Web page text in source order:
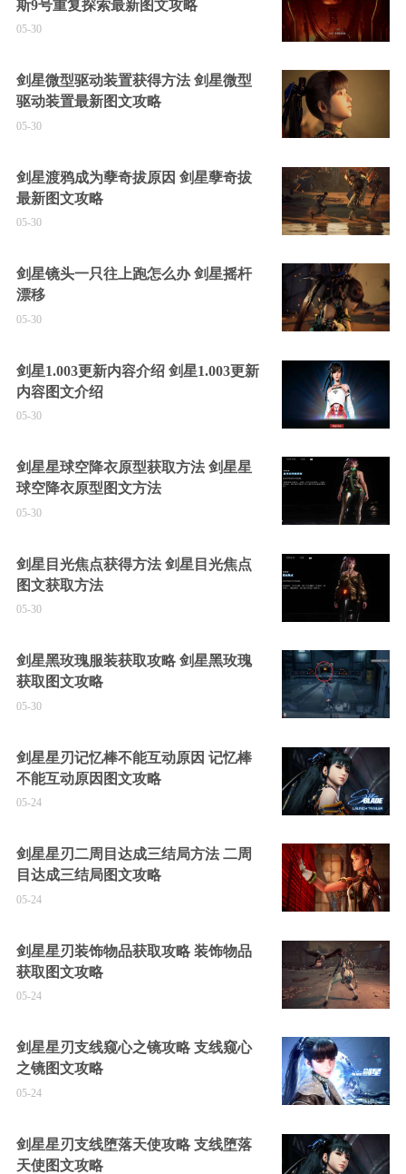
斯9号重复探索最新图文攻略
05-30
剑星微型驱动装置获得方法 剑星微型
驱动装置最新图文攻略
05-30
剑星渡鸦成为孽奇拔原因 剑星孽奇拔
最新图文攻略
05-30
剑星镜头一只往上跑怎么办 剑星摇杆
漂移
05-30
剑星1.003更新内容介绍 剑星1.003更新
内容图文介绍
05-30
剑星星球空降衣原型获取方法 剑星星
球空降衣原型图文方法
05-30
剑星目光焦点获得方法 剑星目光焦点
图文获取方法
05-30
剑星黑玫瑰服装获取攻略 剑星黑玫瑰
获取图文攻略
05-30
剑星星刃记忆棒不能互动原因 记忆棒
不能互动原因图文攻略
05-24
剑星星刃二周目达成三结局方法 二周
目达成三结局图文攻略
05-24
剑星星刃装饰物品获取攻略 装饰物品
获取图文攻略
05-24
剑星星刃支线窥心之镜攻略 支线窥心
之镜图文攻略
05-24
剑星星刃支线堕落天使攻略 支线堕落
天使图文攻略